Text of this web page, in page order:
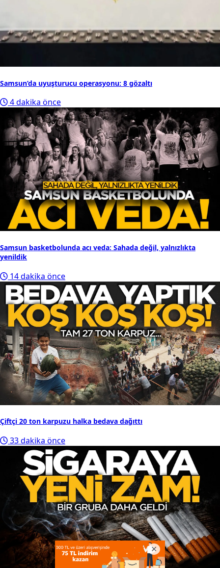
Samsun’da uyuşturucu operasyonu: 8 gözaltı
4 dakika önce
Samsun basketbolunda acı veda: Sahada değil, yalnızlıkta
yenildik
14 dakika önce
Çiftçi 20 ton karpuzu halka bedava dağıttı
33 dakika önce